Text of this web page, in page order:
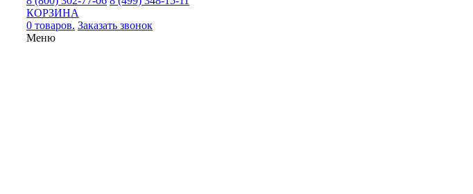
КОРЗИНА
0 товаров. Заказать звонок
Меню